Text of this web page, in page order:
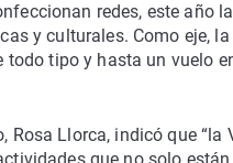
redes, este año
y culturales. Como eje,
tipo y hasta un vuelo
Llorca, indicó que